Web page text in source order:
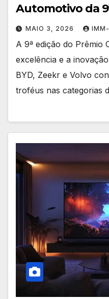
Automotivo da
MAIO 3, 2026
A 9ª edição do Prêmio
excelência e a
BYD, Zeekr e Volvo
troféus nas categorias